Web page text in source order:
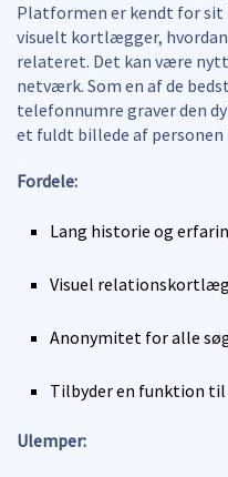
Platformen er kendt for
visuelt kortlægger,
relateret. Det kan være
netværk. Som en af de
telefonnumre graver den
et fuldt billede af personen
Fordele:
Lang historie og
Visuel
Anonymitet for alle
Tilbyder en funktion til
Ulemper: